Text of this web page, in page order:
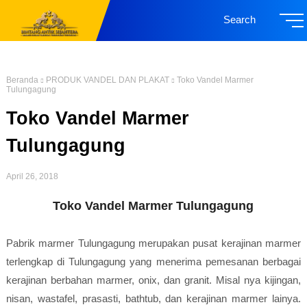
Search
Beranda PRODUK VANDEL DAN PLAKAT
Toko Vandel Marmer
Tulungagung
Toko Vandel Marmer
Tulungagung
April 26, 2018
Toko Vandel Marmer Tulungagung
Pabrik marmer Tulungagung merupakan pusat kerajinan marmer
terlengkap di Tulungagung yang menerima pemesanan berbagai
kerajinan berbahan marmer, onix, dan granit. Misal nya kijingan,
nisan, wastafel, prasasti, bathtub, dan kerajinan marmer lainya.